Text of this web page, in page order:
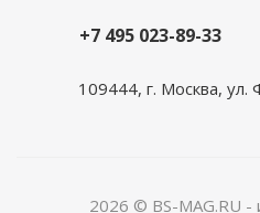
+7 495 023-89-33
109444, г. Москва, ул.
2026 © BS-MAG.RU -